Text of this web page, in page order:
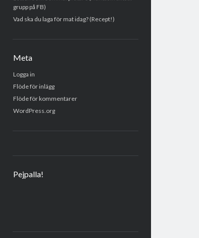
grupp på FB)
Vad ska du laga för mat idag? (Recept!)
Meta
Logga in
Flöde för inlägg
Flöde för kommentarer
WordPress.org
Pejpalla!